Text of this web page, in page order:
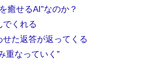
癒せるAI”なのか？
でくれる
せた返答が返ってくる
重なっていく”